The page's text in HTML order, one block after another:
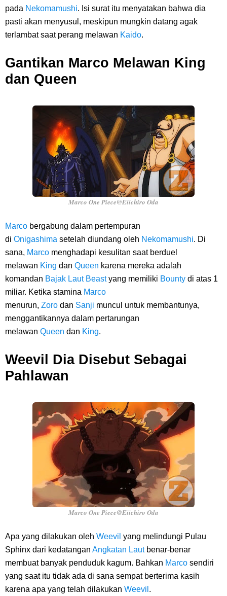
pada Nekomamushi. Isi surat itu menyatakan bahwa dia
pasti akan menyusul, meskipun mungkin datang agak
terlambat saat perang melawan Kaido.
Gantikan Marco Melawan King
dan Queen
Marco One Piece@Eiichiro Oda
Marco bergabung dalam pertempuran
di Onigashima setelah diundang oleh Nekomamushi. Di
sana, Marco menghadapi kesulitan saat berduel
melawan King dan Queen karena mereka adalah
komandan Bajak Laut Beast yang memiliki Bounty di atas 1
miliar. Ketika stamina Marco
menurun, Zoro dan Sanji muncul untuk membantunya,
menggantikannya dalam pertarungan
melawan Queen dan King.
Weevil Dia Disebut Sebagai
Pahlawan
Marco One Piece@Eiichiro Oda
Apa yang dilakukan oleh Weevil yang melindungi Pulau
Sphinx dari kedatangan Angkatan Lautbenar-benar
membuat banyak penduduk kagum. Bahkan Marco sendiri
yang saat itu tidak ada di sana sempat berterima kasih
karena apa yang telah dilakukan Weevil .